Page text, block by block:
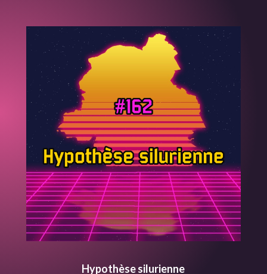
Hypothèse silurienne